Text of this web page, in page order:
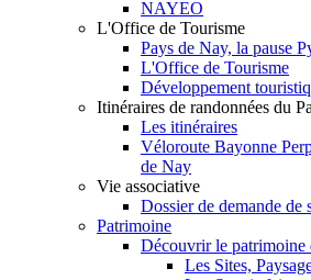
NAYEO
L'Office de Tourisme
Pays de Nay, la pause
L'Office de Tourisme
Développement
Itinéraires de randonnées du
Les itinéraires
Véloroute Bayonne
de Nay
Vie associative
Dossier de demande de
Patrimoine
Découvrir le patrimoine
Les Sites,